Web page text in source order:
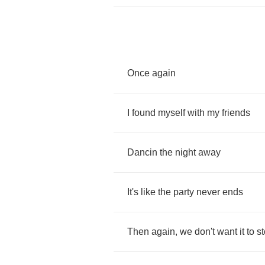
Once again
found myself with my friends
Dancin the night away
It's like the party never ends
Then again, we don't want it to